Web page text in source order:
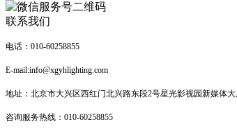
联系我们
电话：010-60258855
E-mail:info@xgyhlighting.com
地址：北京市大兴区西红门北兴路东段2号星光影视园新媒体
咨询服务热线： 010-60258855